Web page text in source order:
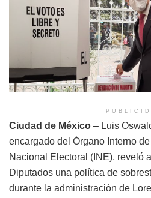
Ciudad de México – Luis
encargado del Órgano Interno
Nacional Electoral (INE), reveló
Diputados una política de
durante la administración de